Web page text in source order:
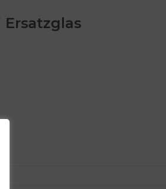
Ersatzglas